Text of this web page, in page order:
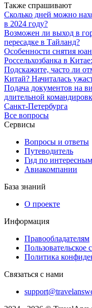
Также спрашивают
Сколько дней можно
в 2024 году?
Возможен ли выход в
пересадке в Тайланд?
Особенности снятия
Россельхозбанка в
Подскажите, часто ли
Китай? Начиталась
Подача документов на
длительной
Санкт-Петербурга
Все вопросы
Сервисы
Вопросы и ответы
Путеводитель
Гид по
Авиакомпании
База знаний
О проекте
Информация
Правообладателям
Пользовательское
Политика
Связаться с нами